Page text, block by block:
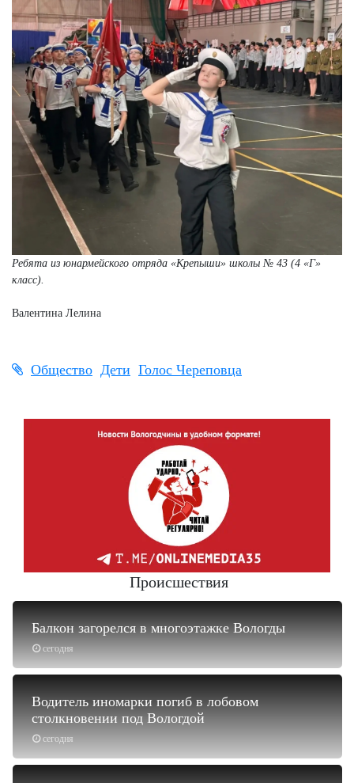
Ребята из юнармейского отряда «Крепыши» школы № 43 (4 «Г»
класс).
Валентина Лелина
Общество Дети Голос Череповца
Происшествия
сегодня
Балкон загорелся в многоэтажке Вологды
сегодня
Водитель иномарки погиб в лобовом
столкновении под Вологдой